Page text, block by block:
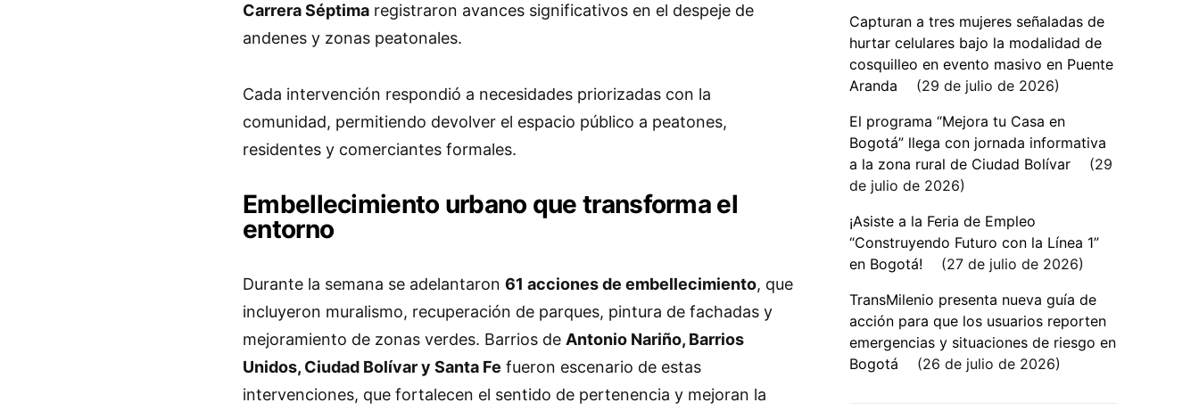
Carrera Séptima registraron avances significativos en el despeje de
andenes y zonas peatonales.
Cada intervención respondió a necesidades priorizadas con la
comunidad, permitiendo devolver el espacio público a peatones,
residentes y comerciantes formales.
Embellecimiento urbano que transforma el
entorno
Durante la semana se adelantaron 61 acciones de embellecimiento, que
incluyeron muralismo, recuperación de parques, pintura de fachadas y
mejoramiento de zonas verdes. Barrios de Antonio Nariño, Barrios
Unidos, Ciudad Bolívar y Santa Fe fueron escenario de estas
intervenciones, que fortalecen el sentido de pertenencia y mejoran la
Capturan a tres mujeres señaladas de
hurtar celulares bajo la modalidad de
cosquilleo en evento masivo en Puente
Aranda
29 de julio de 2026
El programa “Mejora tu Casa en
Bogotá” llega con jornada informativa
a la zona rural de Ciudad Bolívar
29
de julio de 2026
¡Asiste a la Feria de Empleo
“Construyendo Futuro con la Línea 1”
en Bogotá!
27 de julio de 2026
TransMilenio presenta nueva guía de
acción para que los usuarios reporten
emergencias y situaciones de riesgo en
Bogotá
26 de julio de 2026